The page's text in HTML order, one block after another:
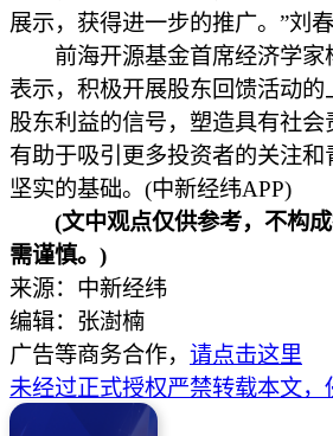
展示，获得进一步的推广。”刘
前海开源基金首席经济学家
表示，积极开展股东回馈活动
股东利益的信号，塑造具有社
有助于吸引更多投资者的关注
坚实的基础。(中新经纬APP)
(文中观点仅供参考，不构
需谨慎。)
来源：中新经纬
编辑：张澍楠
广告等商务合作， 请点击这里
未经过正式授权严禁转载本文，